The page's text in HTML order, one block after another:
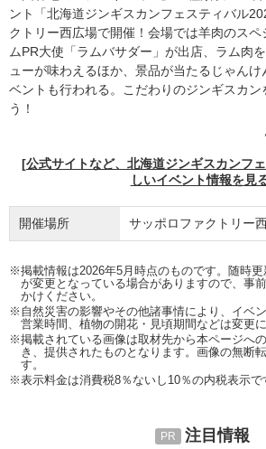
ント「北海道ジンギスカンフェスティバル
クトリー西広場で開催！会場では羊肉のスペ
ムPR大使「ラムバサダー」が出店、ラム肉
ューが味わえるほか、景品が当たるじゃん
ベントも行われる。こだわりのジンギスカン
う！
[公式サイトなど、北海道ジンギスカンフ
しいイベント情報を見
開催場所 サッポロファクトリー
※掲載情報は2026年5月時点のものです。随時
が変更となっている場合がありますので、事
かけください。
※自然災害の影響やその他諸事情により、イベ
営業時間、植物の開花・見頃期間などは変更
※掲載されている画像は取材先から本ページへ
き、提供されたものとなります。画像の無断
す。
※表示料金は消費税8％ないし10％の内税表示で
注目情報